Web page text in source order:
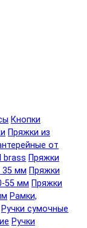
Кнопки
Пряжки из
от
brass Пряжки
35 мм Пряжки
55 мм Пряжки
Рамки,
Ручки сумочные
Ручки